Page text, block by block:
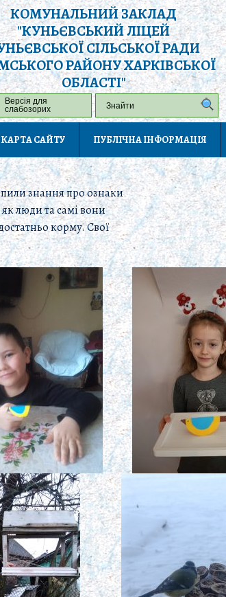
КОМУНАЛЬНИЙ ЗАКЛАД
"КУНЬЄВСЬКИЙ ЛІЦЕЙ
СІЛЬСЬКОЇ РАДИ
РАЙОНУ ХАРКІВСЬКОЇ
ОБЛАСТІ"
Версія для
слабозорих
КАРТА САЙТУ ПУБЛІЧНА ІНФОРМАЦІЯ
знання про ознаки
люди та самі вони
корму. Свої